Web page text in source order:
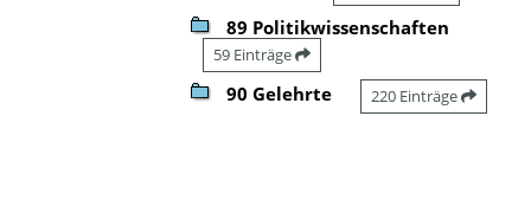
89 Politikwissenschaften
59 Einträge
90 Gelehrte 220 Einträge